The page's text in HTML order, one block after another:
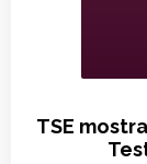
TSE